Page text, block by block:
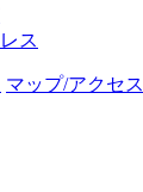
マップ/アクセス